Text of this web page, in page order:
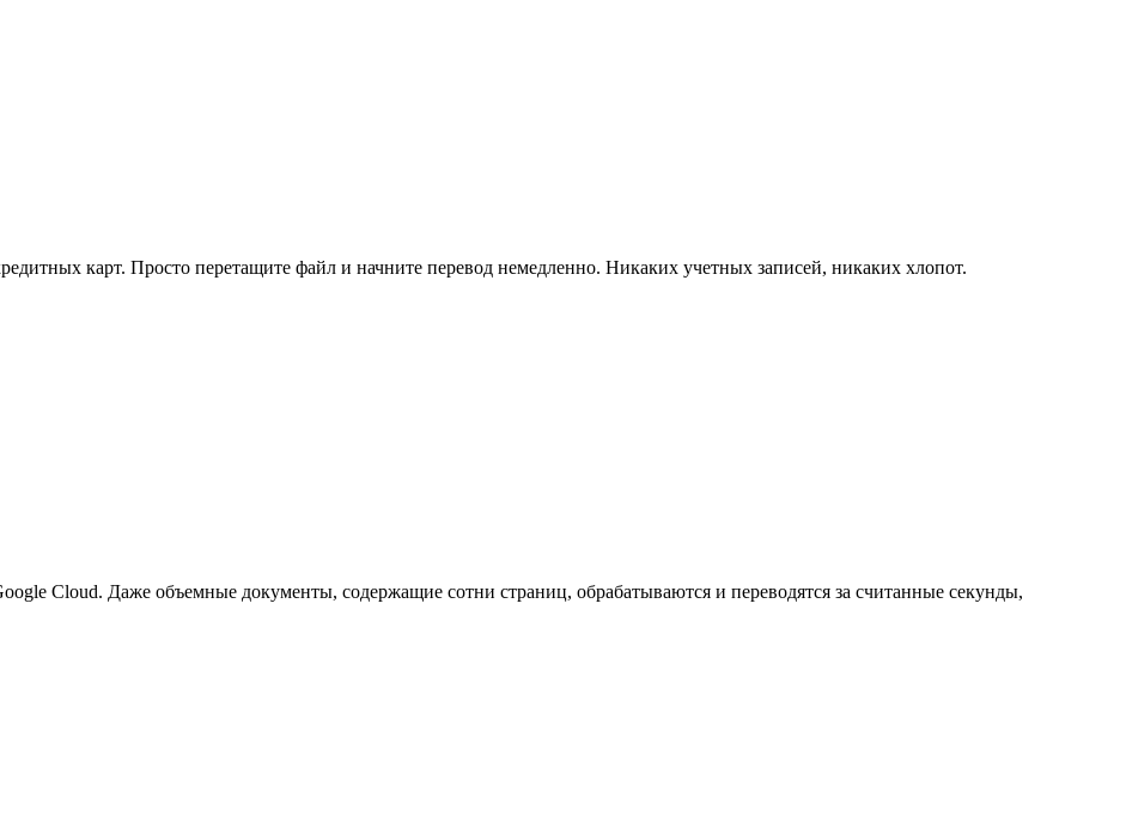
карт. Просто перетащите файл и начните перевод немедленно. Никаких учетных записей, никаких хлопот.
Cloud. Даже объемные документы, содержащие сотни страниц, обрабатываются и переводятся за считанные секунды,